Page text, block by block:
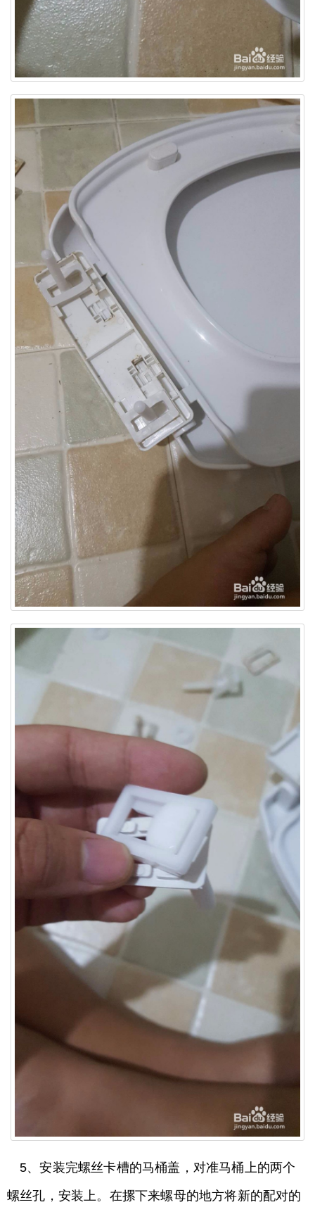
5、安装完螺丝卡槽的马桶盖，对准马桶上的两个
螺丝孔，安装上。在摞下来螺母的地方将新的配对的